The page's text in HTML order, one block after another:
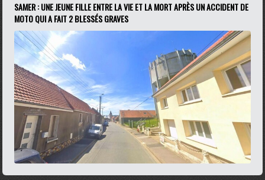
SAMER : UNE JEUNE FILLE ENTRE LA VIE ET LA MORT APRÈS UN ACCIDENT DE
MOTO QUI A FAIT 2 BLESSÉS GRAVES